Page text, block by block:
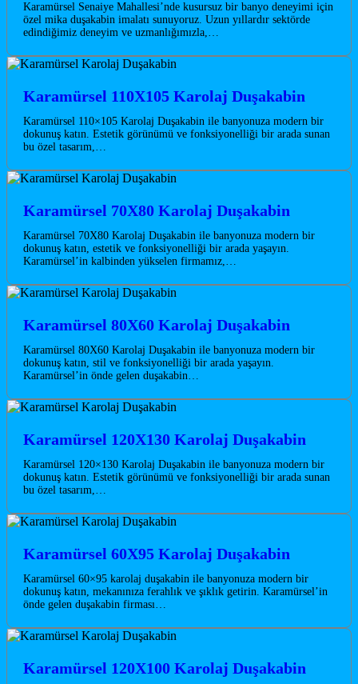
Karamürsel Senaiye Mahallesi’nde kusursuz bir banyo deneyimi için
özel mika duşakabin imalatı sunuyoruz. Uzun yıllardır sektörde
edindiğimiz deneyim ve uzmanlığımızla,…
Karamürsel 110X105 Karolaj Duşakabin
Karamürsel 110×105 Karolaj Duşakabin ile banyonuza modern bir
dokunuş katın. Estetik görünümü ve fonksiyonelliği bir arada sunan
bu özel tasarım,…
Karamürsel 70X80 Karolaj Duşakabin
Karamürsel 70X80 Karolaj Duşakabin ile banyonuza modern bir
dokunuş katın, estetik ve fonksiyonelliği bir arada yaşayın.
Karamürsel’in kalbinden yükselen firmamız,…
Karamürsel 80X60 Karolaj Duşakabin
Karamürsel 80X60 Karolaj Duşakabin ile banyonuza modern bir
dokunuş katın, stil ve fonksiyonelliği bir arada yaşayın.
Karamürsel’in önde gelen duşakabin…
Karamürsel 120X130 Karolaj Duşakabin
Karamürsel 120×130 Karolaj Duşakabin ile banyonuza modern bir
dokunuş katın. Estetik görünümü ve fonksiyonelliği bir arada sunan
bu özel tasarım,…
Karamürsel 60X95 Karolaj Duşakabin
Karamürsel 60×95 karolaj duşakabin ile banyonuza modern bir
dokunuş katın, mekanınıza ferahlık ve şıklık getirin. Karamürsel’in
önde gelen duşakabin firması…
Karamürsel 120X100 Karolaj Duşakabin